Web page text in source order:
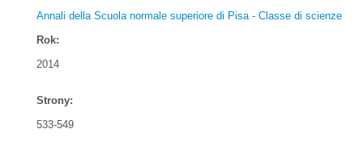
Annali della Scuola normale superiore di Pisa - Classe di scienze
Rok:
2014
Strony:
533-549